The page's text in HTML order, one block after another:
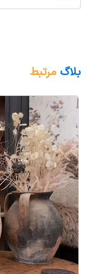
بلاگ مرتبط